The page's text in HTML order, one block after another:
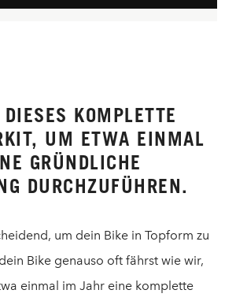
KOMPLETTE
UM ETWA EINMAL
GRÜNDLICHE
DURCHZUFÜHREN.
um dein Bike in Topform zu
Bike genauso oft fährst wie wir,
einmal im Jahr eine komplette